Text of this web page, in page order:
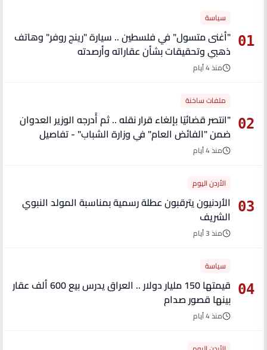
01
سياسة
"أغنى متسول" في فلسطين .. سيارة "رينج روفر" وهاتف
ذهبي وتحقيقات بشأن عقاراته وأرصدته
منذ 4 أيام
02
ملفات ساخنة
"انتصر قضائيًا بإلغاء قرار نقله .. ثم أُدرجه الوزير العدوان
ضمن "الفائض العام" في وزارة الشباب" - تفاصيل
منذ 4 أيام
03
الأردن اليوم
الأردنيون يترقبون عطلة رسمية بمناسبة المولد النبوي
الشريف
منذ 3 أيام
04
سياسة
قيمتها 150 مليار دولار .. العراق يدرس بيع 600 ألف عقار
بينها قصور صدام
منذ 4 أيام